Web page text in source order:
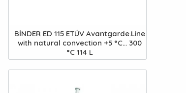
BİNDER ED 115 ETÜV Avantgarde.Line
with natural convection +5 °C... 300
°C 114 L